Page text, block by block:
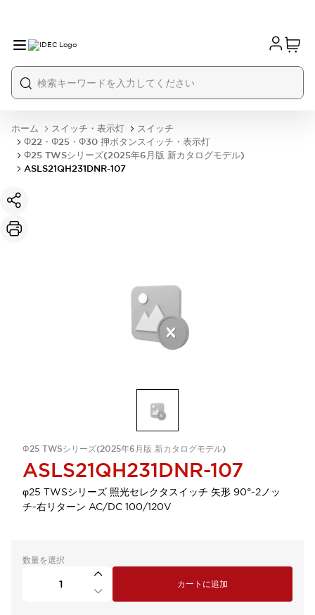
ホーム スイッチ・表示灯
スイッチ
Φ22・Φ25・Φ30 押ボタンスイッチ・表示灯
Φ25 TWSシリーズ(2025年6月版 新カタログモデル)
ASLS21QH231DNR-107
Φ25 TWSシリーズ(2025年6月版 新カタログモデル)
ASLS21QH231DNR-107
φ25 TWSシリーズ 照光セレクタスイッチ 矢形 90°-2ノッ
チ-右リターン AC/DC 100/120V
数量を選択
カートに追加